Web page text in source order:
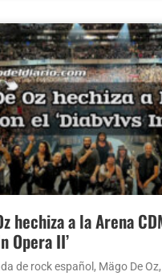
hechiza a la Arena
Opera II’
de rock español, Mägo De